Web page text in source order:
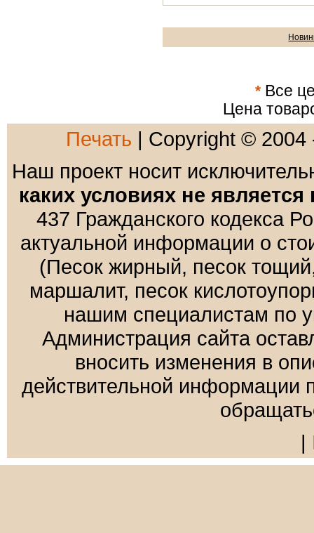
* Все
Цена
Печать | Copyright ©
Наш проект носит
каких условиях не
437 Гражданского кодекса
актуальной информации о
(Песок жирный, песок
маршалит, песок
нашим специалистам по
Администрация сайта
вносить изменения в
действительной информации
|